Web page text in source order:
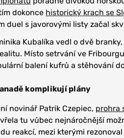
dokonce historický krach se
duel s javorovými listy začal
Kubalíka vedl o dvě
Místo setrvání ve
balení kufrů a stěhování
komplikují plány
novinář Patrik Czepiec, prohra
tu vůbec nejnáročnější
reakcí, mezi kterými